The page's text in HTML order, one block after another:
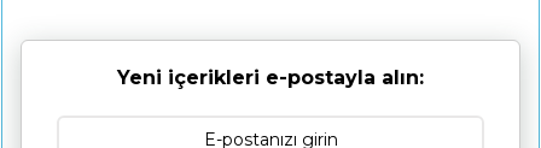
Yeni içerikleri e-postayla alın: